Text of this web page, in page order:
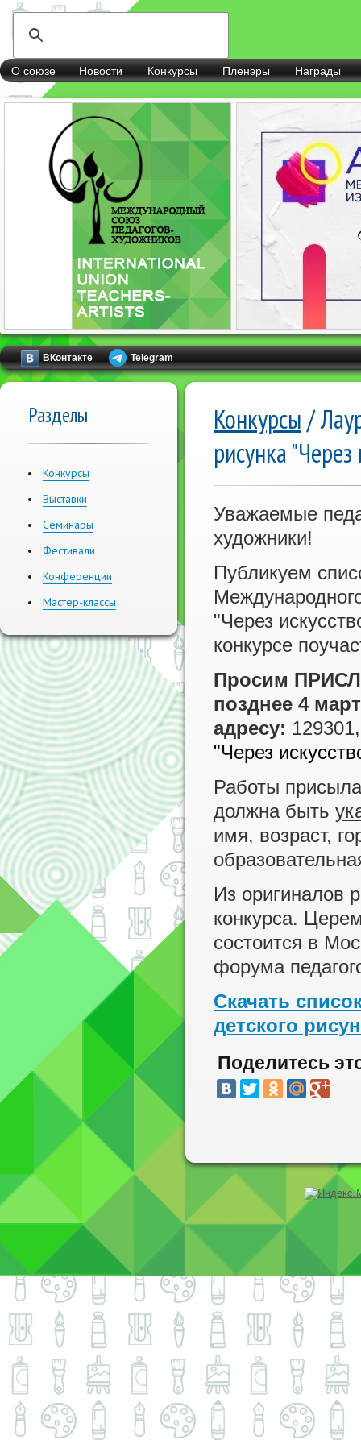
О союзе Новости Конкурсы Пленэры Награды
ВКонтакте Telegram
Разделы
Конкурсы
Выставки
Семинары
Фестивали
Конференции
Мастер-классы
Конкурсы/
рисунка
Уважаемые
художники!
Публикуем
"Через
конкурсе
Просим
позднее 4
адресу:
"Через
Работы
должна быть
имя, возраст,
Из оригиналов
конкурса.
состоится в
форума
Скачать
детского
Поделитесь